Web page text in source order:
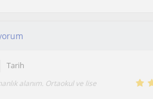
Tarih
alanım. Ortaokul ve lise